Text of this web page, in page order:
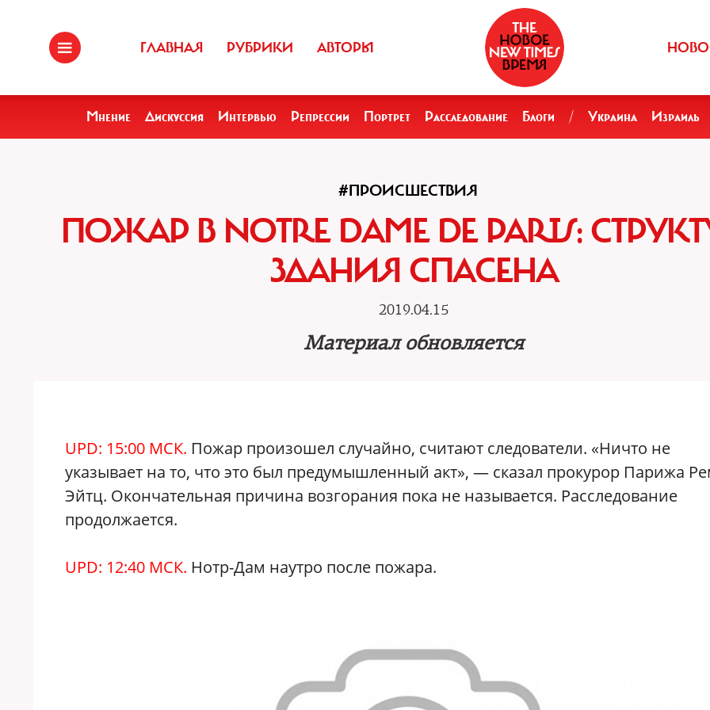
ГЛАВНАЯ РУБРИКИ АВТОРЫ
Мнение Дискуссия Интервью Репрессии Портрет Расследование Блоги / Украина Израиль
#ПРОИСШЕСТВИЯ
ПОЖАР В NOTRE DAME DE PARIS:
ЗДАНИЯ СПАСЕНА
2019.04.15
Материал обновляется
UPD: 15:00 МСК. Пожар произошел случайно, считают следователи. «Ничто не
указывает на то, что это был предумышленный акт», — сказал прокурор Парижа
Эйтц. Окончательная причина возгорания пока не называется. Расследование
продолжается.
UPD: 12:40 МСК. Нотр-Дам наутро после пожара.